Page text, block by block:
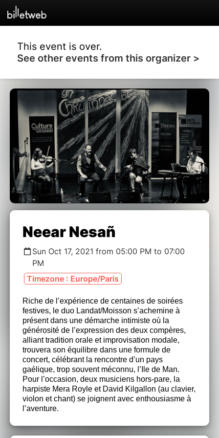
This event is over.
See other events from this organizer >
Neear Nesañ
Sun Oct 17, 2021 from 05:00 PM to 07:00
PM
Timezone : Europe/Paris
Riche de l’expérience de centaines de soirées
festives, le duo Landat/Moisson s’achemine à
présent dans une démarche intimiste où la
générosité de l’expression des deux compères,
alliant tradition orale et improvisation modale,
trouvera son équilibre dans une formule de
concert, célébrant la rencontre d’un pays
gaélique, trop souvent méconnu, l’Ile de Man.
Pour l’occasion, deux musiciens hors-pare, la
harpiste Mera Royle et David Kilgallon (au clavier,
violon et chant) se joignent avec enthousiasme à
l’aventure.